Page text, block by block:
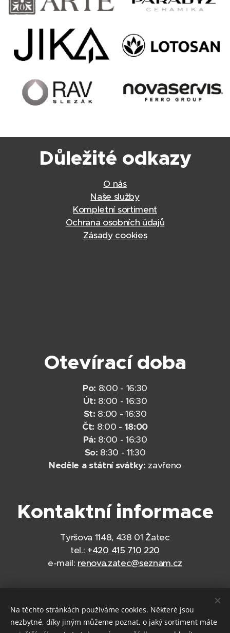
Důležité odkazy
O nás
Naše služby
Kompletní sortiment
Ochrana osobních údajů
Zásady cookies
Otevírací doba
Po: 8:00 - 16:30
Út: 8:00 - 16:30
St: 8:00 - 16:30
Čt: 8:00 - 18:00
Pá: 8:00 - 16:30
So: 8:30 - 11:30
Neděle a státní svátky: zavřeno
Kontaktní informace
Tyršova 1148, 438 01 Žatec
tel.: +420 415 710 220
e-mail: renova.zatec@seznam.cz
Na těchto stránkách používáme cookies. Některé jsou
nezbytné, díky jiným můžeme poznat, o jaký sortiment máte